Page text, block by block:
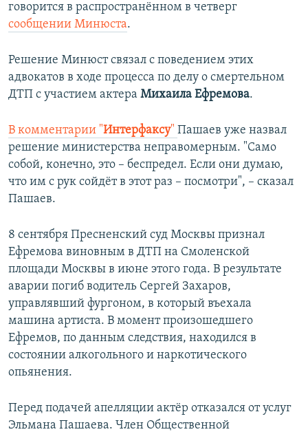
говорится в распространённом в четверг
сообщении Минюста.
Решение Минюст связал с поведением этих
адвокатов в ходе процесса по делу о смертельном
ДТП с участием актера Михаила Ефремова.
В комментарии "Интерфаксу" Пашаев уже назвал
решение министерства неправомерным. "Само
собой, конечно, это – беспредел. Если они думаю,
что им с рук сойдёт в этот раз – посмотри", – сказал
Пашаев.
8 сентября Пресненский суд Москвы признал
Ефремова виновным в ДТП на Смоленской
площади Москвы в июне этого года. В результате
аварии погиб водитель Сергей Захаров,
управлявший фургоном, в который въехала
машина артиста. В момент произошедшего
Ефремов, по данным следствия, находился в
состоянии алкогольного и наркотического
опьянения.
Перед подачей апелляции актёр отказался от услуг
Эльмана Пашаева. Член Общественной